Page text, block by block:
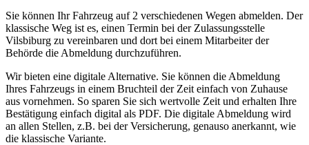
Sie können Ihr Fahrzeug auf 2 verschiedenen Wegen abmelden. Der
klassische Weg ist es, einen Termin bei der Zulassungsstelle
Vilsbiburg zu vereinbaren und dort bei einem Mitarbeiter der
Behörde die Abmeldung durchzuführen.
Wir bieten eine digitale Alternative. Sie können die Abmeldung
Ihres Fahrzeugs in einem Bruchteil der Zeit einfach von Zuhause
aus vornehmen. So sparen Sie sich wertvolle Zeit und erhalten Ihre
Bestätigung einfach digital als PDF. Die digitale Abmeldung wird
an allen Stellen, z.B. bei der Versicherung, genauso anerkannt, wie
die klassische Variante.